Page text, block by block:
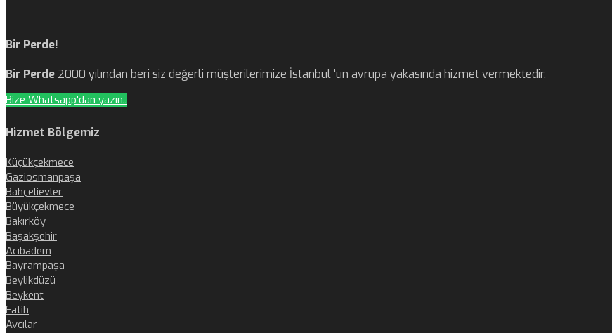
Bir Perde!
Bir Perde 2000 yılından beri siz değerli müşterilerimize İstanbul ‘un avrupa yakasında hizmet vermektedir.
Bize Whatsapp'dan yazın..
Hizmet Bölgemiz
Küçükçekmece
Gaziosmanpaşa
Bahçelievler
Büyükçekmece
Bakırköy
Başakşehir
Acıbadem
Bayrampaşa
Beylikdüzü
Beykent
Fatih
Avcılar